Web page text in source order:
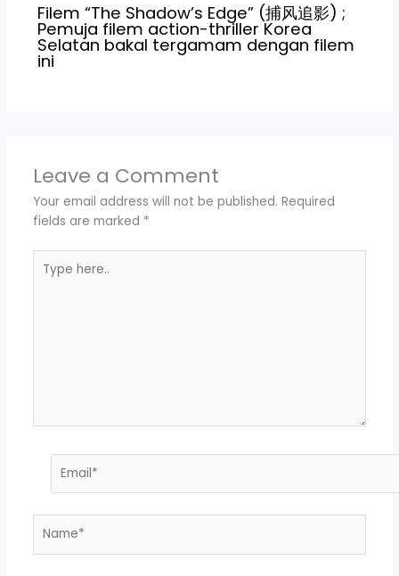
Filem “The Shadow’s Edge” (捕风追影) ;
Pemuja filem action-thriller Korea
Selatan bakal tergamam dengan filem
ini
Leave a Comment
Your email address will not be published. Required
fields are marked *
here..